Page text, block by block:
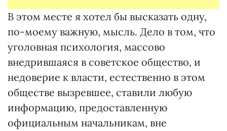
В этом месте я хотел бы высказать одну,
по-моему важную, мысль. Дело в том, что
уголовная психология, массово
внедрившаяся в советское общество, и
недоверие к власти, естественно в этом
обществе вызревшее, ставили любую
информацию, предоставленную
официальным начальникам, вне